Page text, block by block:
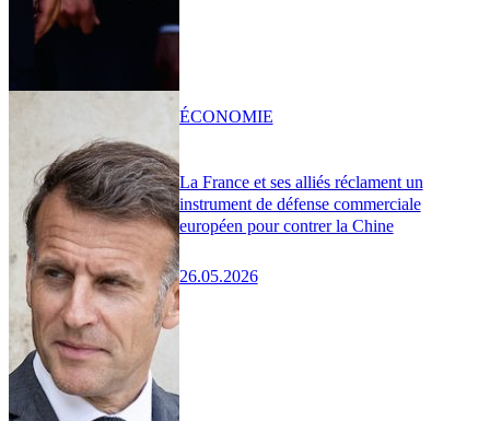
La France et ses alliés réclament un
instrument de défense commerciale
européen pour contrer la Chine
26.05.2026
ÉCONOMIE